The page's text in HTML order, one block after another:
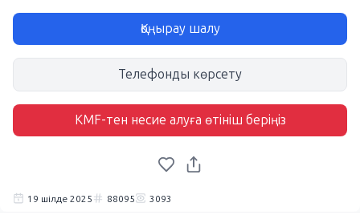
Қоңырау шалу
Телефонды көрсету
KMF-тен несие алуға өтініш беріңіз
19 шілде 2025 88095 3093